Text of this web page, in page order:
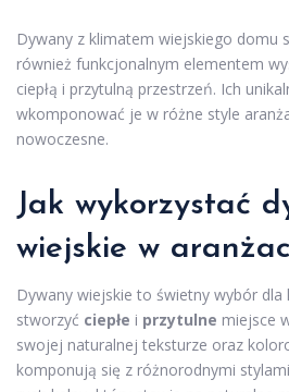
Dywany z klimatem wiejskiego domu
również funkcjonalnym elementem
ciepłą i przytulną przestrzeń. Ich
wkomponować je w różne style
nowoczesne.
Jak wykorzystać
wiejskie w
Dywany wiejskie to świetny wybór dla
stworzyć ciepłe i przytulne miejsce
swojej naturalnej teksturze oraz
komponują się z różnorodnymi